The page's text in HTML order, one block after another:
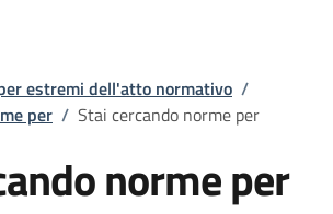
pane
estremi dell'atto normativo /
per / Stai cercando norme per
norme per